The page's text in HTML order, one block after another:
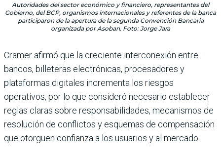
Autoridades del sector económico y financiero, representantes del
Gobierno, del BCP, organismos internacionales y referentes de la banca
participaron de la apertura de la segunda Convención Bancaria
organizada por Asoban. Foto: Jorge Jara
Cramer afirmó que la creciente interconexión entre
bancos, billeteras electrónicas, procesadores y
plataformas digitales incrementa los riesgos
operativos, por lo que consideró necesario establecer
reglas claras sobre responsabilidades, mecanismos de
resolución de conflictos y esquemas de compensación
que otorguen confianza a los usuarios y al mercado.